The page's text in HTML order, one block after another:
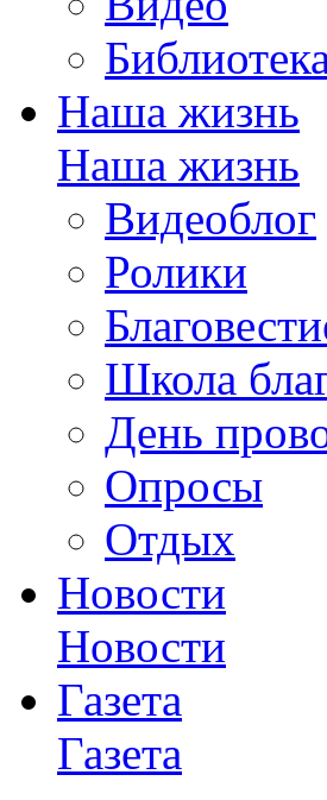
Наша жизнь
Наша жизнь
Видеоблог
Ролики
Школа
День
Опросы
Отдых
Новости
Новости
Газета
Газета